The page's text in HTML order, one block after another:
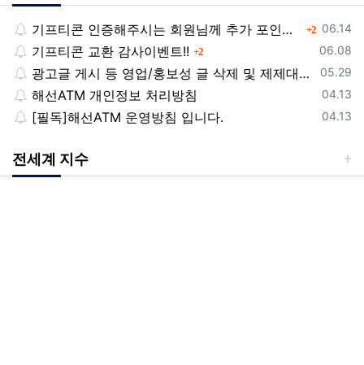
등록일
06.14
기프티콘 인증해주시는 회원님께 추가 포인트 쏩니다!! 2댓글
등록일
06.08
기프티콘 교환 감사이벤트!! 2댓글
등록일
05.29
광고글 게시 등 영업/홍보성 글 삭제 및 제제대상입니다.
등록일
04.13
해선ATM 개인정보 처리방침
등록일
04.13
[필독]해선ATM 운영방침 입니다.
전세계 지수